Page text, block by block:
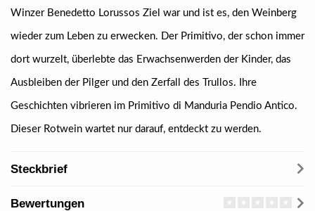
Winzer Benedetto Lorussos Ziel war und ist es, den Weinberg
wieder zum Leben zu erwecken. Der Primitivo, der schon immer
dort wurzelt, überlebte das Erwachsenwerden der Kinder, das
Ausbleiben der Pilger und den Zerfall des Trullos. Ihre
Geschichten vibrieren im Primitivo di Manduria Pendio Antico.
Dieser Rotwein wartet nur darauf, entdeckt zu werden.
Steckbrief
Bewertungen